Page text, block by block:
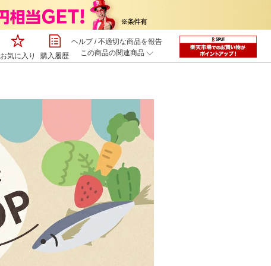
お気に入り 購入履歴
ヘルプ/不適切な商品を報告
この商品の関連商品